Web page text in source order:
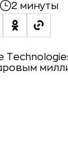
2 минуты